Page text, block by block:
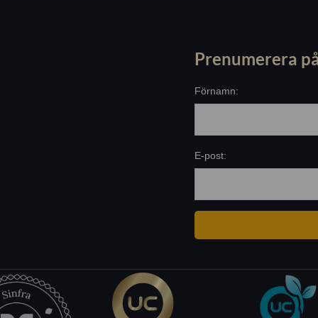
Prenumerera
Förnamn:
E-post: